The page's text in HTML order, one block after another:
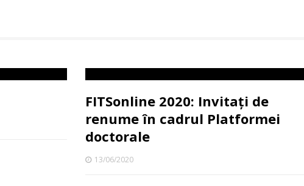
FITSonline 2020: Invitați de
renume în cadrul Platformei
doctorale
13/06/2020